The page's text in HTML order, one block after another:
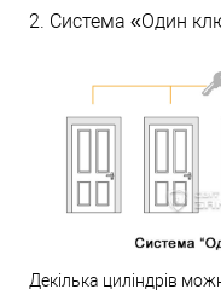
2. Система «Один
Декілька циліндрів